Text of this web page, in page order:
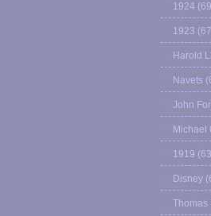
1924
1923
Harold
Navets
John
Michael
1919
Disney
Thomas